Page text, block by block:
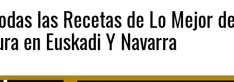
las Recetas de Lo Mejor
en Euskadi Y Navarra